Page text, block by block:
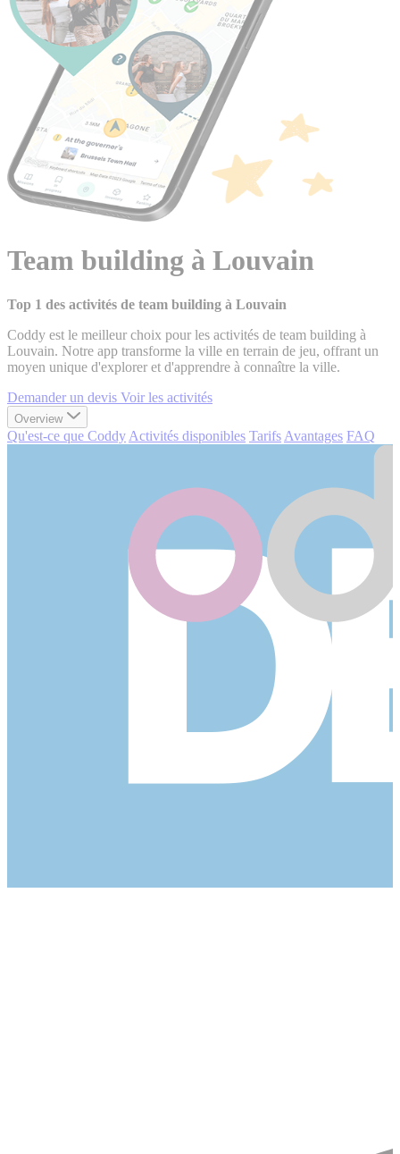
Team building à Louvain
Top 1 des activités de team building à Louvain
Coddy est le meilleur choix pour les activités de team building à
Louvain. Notre app transforme la ville en terrain de jeu, offrant un
moyen unique d'explorer et d'apprendre à connaître la ville.
Demander un devis Voir les activités
Overview
Qu'est-ce que Coddy Activités disponibles Tarifs Avantages FAQ